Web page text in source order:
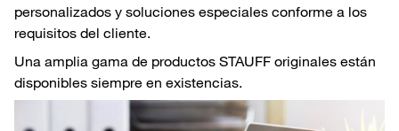
personalizados y soluciones especiales conforme a los
requisitos del cliente.
Una amplia gama de productos STAUFF originales están
disponibles siempre en existencias.